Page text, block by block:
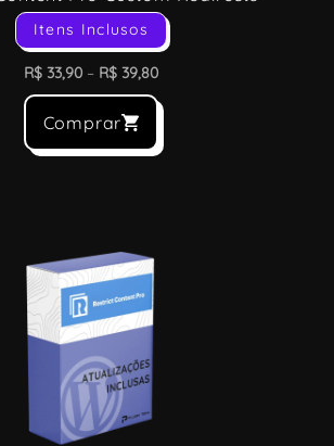
Itens Inclusos
R$ 33,90 – R$ 39,80
Comprar